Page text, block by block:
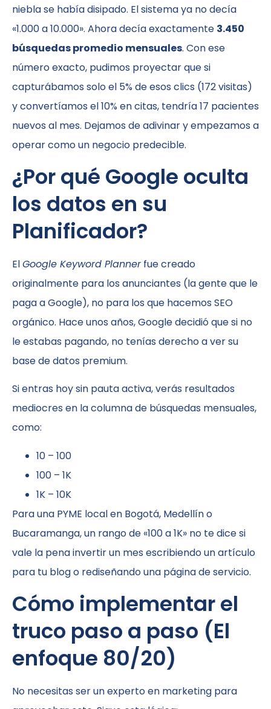
niebla se había disipado. El sistema ya no decía
«1.000 a 10.000». Ahora decía exactamente 3.450
búsquedas promedio mensuales. Con ese
número exacto, pudimos proyectar que si
capturábamos solo el 5% de esos clics (172 visitas)
y convertíamos el 10% en citas, tendría 17 pacientes
nuevos al mes. Dejamos de adivinar y empezamos a
operar como un negocio predecible.
¿Por qué Google oculta
los datos en su
Planificador?
ElGoogle Keyword Plannerfue creado
originalmente para los anunciantes (la gente que le
paga a Google), no para los que hacemos SEO
orgánico. Hace unos años, Google decidió que si no
le estabas pagando, no tenías derecho a ver su
base de datos premium.
Si entras hoy sin pauta activa, verás resultados
mediocres en la columna de búsquedas mensuales,
como:
10 – 100
100 – 1K
1K – 10K
Para una PYME local en Bogotá, Medellín o
Bucaramanga, un rango de «100 a 1K» no te dice si
vale la pena invertir un mes escribiendo un artículo
para tu blog o rediseñando una página de servicio.
Cómo implementar el
truco paso a paso (El
enfoque 80/20)
No necesitas ser un experto en marketing para